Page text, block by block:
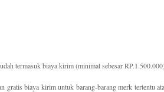
termasuk biaya kirim (minimal sebesar
gratis biaya kirim untuk barang-barang merk tertentu